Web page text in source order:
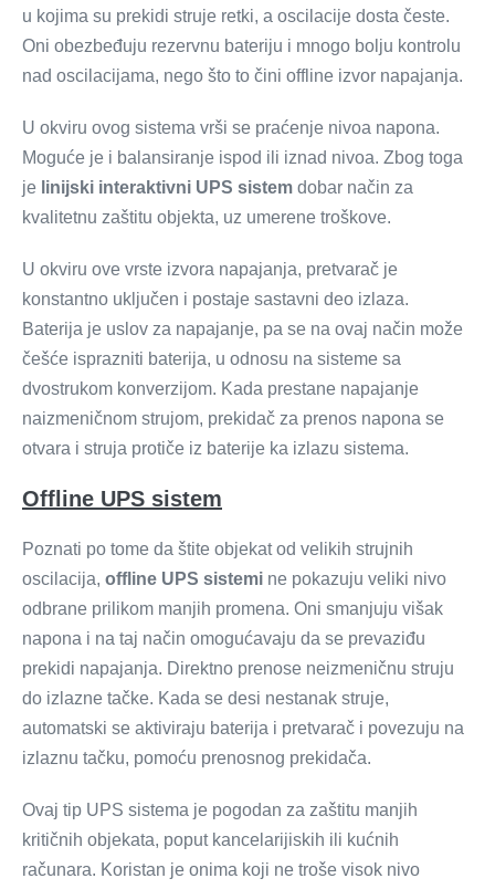
u kojima su prekidi struje retki, a oscilacije dosta česte.
Oni obezbeđuju rezervnu bateriju i mnogo bolju kontrolu
nad oscilacijama, nego što to čini offline izvor napajanja.
U okviru ovog sistema vrši se praćenje nivoa napona.
Moguće je i balansiranje ispod ili iznad nivoa. Zbog toga
je linijski interaktivni UPS sistem dobar način za
kvalitetnu zaštitu objekta, uz umerene troškove.
U okviru ove vrste izvora napajanja, pretvarač je
konstantno uključen i postaje sastavni deo izlaza.
Baterija je uslov za napajanje, pa se na ovaj način može
češće isprazniti baterija, u odnosu na sisteme sa
dvostrukom konverzijom. Kada prestane napajanje
naizmeničnom strujom, prekidač za prenos napona se
otvara i struja protiče iz baterije ka izlazu sistema.
Offline UPS sistem
Poznati po tome da štite objekat od velikih strujnih
oscilacija, offline UPS sistemi ne pokazuju veliki nivo
odbrane prilikom manjih promena. Oni smanjuju višak
napona i na taj način omogućavaju da se prevaziđu
prekidi napajanja. Direktno prenose neizmeničnu struju
do izlazne tačke. Kada se desi nestanak struje,
automatski se aktiviraju baterija i pretvarač i povezuju na
izlaznu tačku, pomoću prenosnog prekidača.
Ovaj tip UPS sistema je pogodan za zaštitu manjih
kritičnih objekata, poput kancelarijiskih ili kućnih
računara. Koristan je onima koji ne troše visok nivo